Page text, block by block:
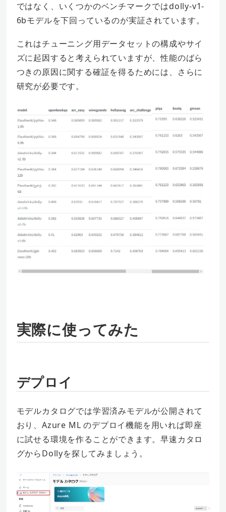
ではなく、いくつかのベンチマークではdolly-v1-
6bモデルを下回っているのが実証されています。
これはチューニング用データセットの構成やサイ
ズに起因すると考えられていますが、性能のばら
つきの原因に関する確証を得るためには、さらに
研究が必要です。
実際に使ってみた
デプロイ
モデルカタログでは学習済みモデルが公開されて
おり、Azure ML のデプロイ機能を用いれば即座
に試せる環境を作ることができます。早速カタロ
グからDollyを探してみましょう。